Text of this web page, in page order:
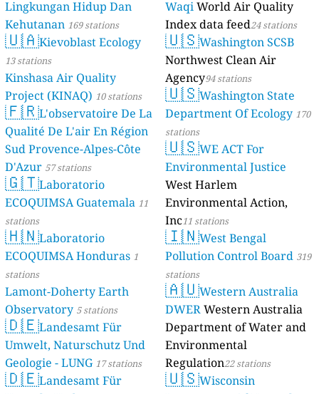
Lingkungan Hidup Dan
Kehutanan 169 stations
🇺🇦Kievoblast Ecology
13 stations
Kinshasa Air Quality
Project (KINAQ) 10 stations
🇫🇷L'observatoire De La
Qualité De L'air En Région
Sud Provence-Alpes-Côte
D'Azur 57 stations
🇬🇹Laboratorio
ECOQUIMSA Guatemala 11
stations
🇭🇳Laboratorio
ECOQUIMSA Honduras 1
stations
Lamont-Doherty Earth
Observatory 5 stations
🇩🇪Landesamt Für
Umwelt, Naturschutz Und
Geologie - LUNG 17 stations
🇩🇪Landesamt Für
WaqiWorld Air Quality
Index data feed24 stations
🇺🇸Washington SCSB
Northwest Clean Air
Agency94 stations
🇺🇸Washington State
Department Of Ecology 170
stations
🇺🇸WE ACT For
Environmental Justice
West Harlem
Environmental Action,
Inc11 stations
🇮🇳West Bengal
Pollution Control Board 319
stations
🇦🇺Western Australia
DWERWestern Australia
Department of Water and
Environmental
Regulation22 stations
🇺🇸Wisconsin